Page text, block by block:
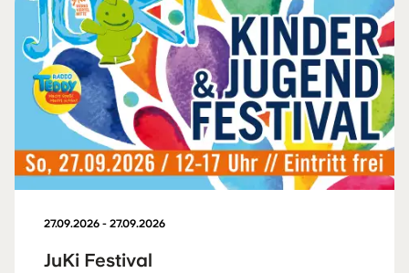
27.09.2026 - 27.09.2026
JuKi Festival